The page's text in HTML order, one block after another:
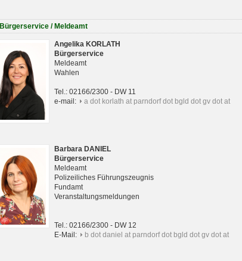
Bürgerservice / Meldeamt
Angelika KORLATH
Bürgerservice
Meldeamt
Wahlen
Tel.: 02166/2300 - DW 11
e-mail:
a dot korlath at parndorf dot bgld dot gv dot at
Barbara DANIEL
Bürgerservice
Meldeamt
Polizeiliches Führungszeugnis
Fundamt
Veranstaltungsmeldungen
Tel.: 02166/2300 - DW 12
E-Mail:
b dot daniel at parndorf dot bgld dot gv dot at